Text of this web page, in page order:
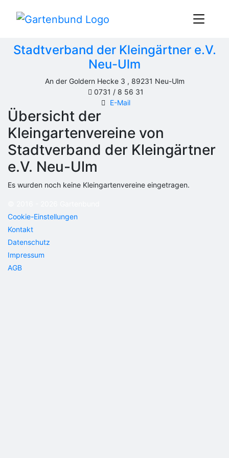
Regionalverband
Stadtverband der Kleingärtner e.V.
Neu-Ulm
An der Goldern Hecke 3 , 89231 Neu-Ulm
0731 / 8 56 31
E-Mail
Übersicht der
Kleingartenvereine von
Stadtverband der Kleingärtner
e.V. Neu-Ulm
Es wurden noch keine Kleingartenvereine eingetragen.
Cookie-Einstellungen
Kontakt
Datenschutz
Impressum
AGB